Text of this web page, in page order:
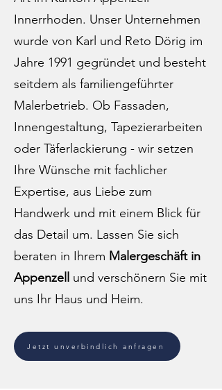
Innerrhoden. Unser Unternehmen
wurde von Karl und Reto Dörig im
Jahre 1991 gegründet und besteht
seitdem als familiengeführter
Malerbetrieb. Ob Fassaden,
Innengestaltung, Tapezierarbeiten
oder Täferlackierung - wir setzen
Ihre Wünsche mit fachlicher
Expertise, aus Liebe zum
Handwerk und mit einem Blick für
das Detail um. Lassen Sie sich
beraten in Ihrem Malergeschäft in
Appenzell
und verschönern Sie mit
uns Ihr Haus und Heim.
Jetzt unverbindlich anfragen